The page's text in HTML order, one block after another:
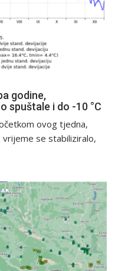
godine,
spuštale i do -10 °C
ovog tjedna,
vrijeme se stabiliziralo,